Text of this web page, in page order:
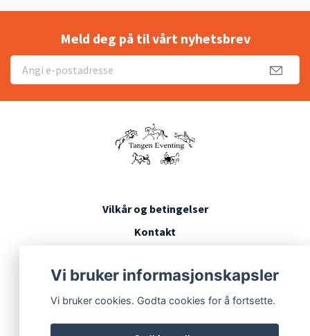
Meld deg på til vårt nyhetsbrev
Vilkår og betingelser
Kontakt
Vi bruker informasjonskapsler
Vi bruker cookies. Godta cookies for å fortsette.